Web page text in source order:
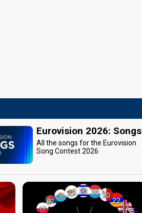
Eurovision 2026: Songs
All the songs for the Eurovision
Song Contest 2026